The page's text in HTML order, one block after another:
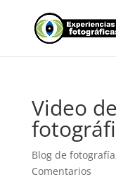
Video
Blog de fotografía
Comentarios